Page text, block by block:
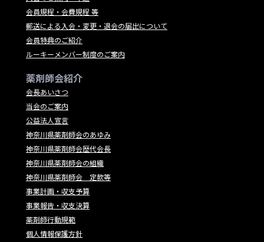
会員規程・会費規程 等
郵送による入会・変更・退会の届出について
会員特典のご紹介
ルーキーメンバー制度のご案内
薬剤師会紹介
会長あいさつ
当会のご案内
公益法人宣言
神奈川県薬剤師会のあゆみ
神奈川県薬剤師会歴代会長
神奈川県薬剤師会の組織
神奈川県薬剤師会 定款等
事業計画・収支予算
事業報告・収支決算
薬剤師行動規範
個人情報保護方針